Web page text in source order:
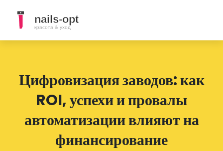
Цифровизация заводов: как
ROI, успехи и провалы
автоматизации влияют на
финансирование